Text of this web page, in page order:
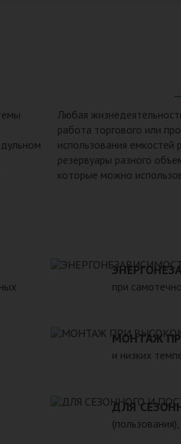
в
Любая
работа торгового или
использования
резервуары разного
которые можно
пластиковых емкостей:
3. Долговечность – срок
Несложность монтажа –
течение нескольких
полном соответствии с
гигиеническими и
при
МОНТАЖ
и низких
ДЛЯ